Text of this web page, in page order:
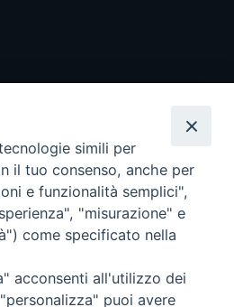
- Tutti i diritti riservati - Vita
simili per
il tuo consenso, anche per
e funzionalità semplici",
"misurazione" e
come specificato nella
acconsenti all'utilizzo dei
puoi avere